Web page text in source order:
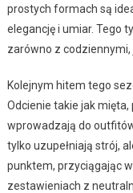
prostych formach są
elegancję i umiar. Tego
zarówno z
Kolejnym hitem tego
Odcienie takie jak
wprowadzają do
tylko uzupełniają strój,
punktem, przyciągając
zestawieniach z